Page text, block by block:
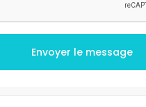
Envoyer le message